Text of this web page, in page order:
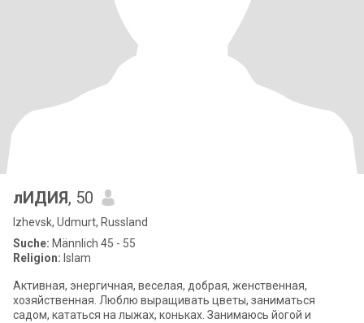
лИДИЯ, 50
Izhevsk, Udmurt, Russland
Suche: Männlich 45 - 55
Religion: Islam
Активная, энергичная, веселая, добрая, женственная,
хозяйственная. Люблю выращивать цветы, заниматься
садом, кататься на лыжах, коньках. Занимаюсь йогой и